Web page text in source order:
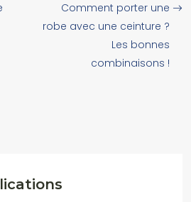
Comment porter une
robe avec une ceinture ?
Les bonnes
combinaisons !